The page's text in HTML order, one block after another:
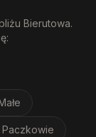
Bierutowa.
Paczkowie